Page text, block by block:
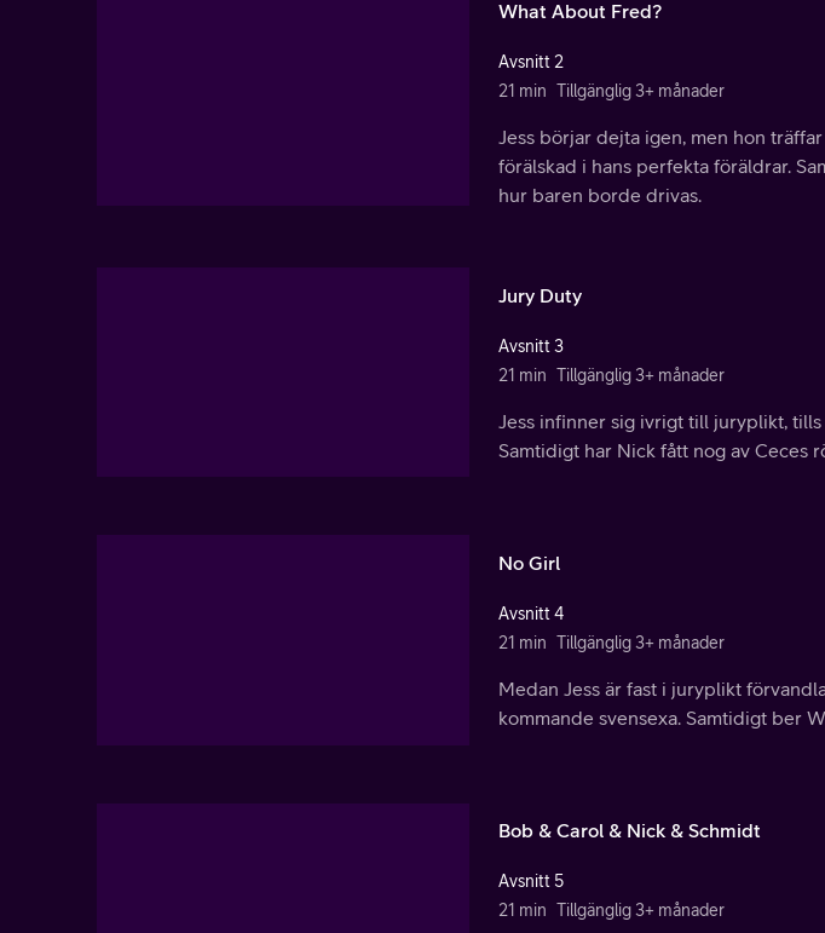
What About Fred?
Avsnitt 2
21 min Tillgänglig 3+ månader
Jess börjar dejta igen, men hon
förälskad i hans perfekta föräldrar.
hur baren borde drivas.
Jury Duty
Avsnitt 3
21 min Tillgänglig 3+ månader
Jess infinner sig ivrigt till juryplikt,
Samtidigt har Nick fått nog av Ceces
No Girl
Avsnitt 4
21 min Tillgänglig 3+ månader
Medan Jess är fast i juryplikt
kommande svensexa. Samtidigt ber
Bob & Carol & Nick & Schmidt
Avsnitt 5
21 min Tillgänglig 3+ månader